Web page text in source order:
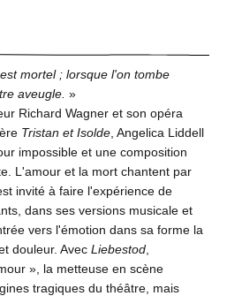
mortel ; lorsque l'on tombe
aveugle. »
Richard Wagner et son opéra
Tristan et Isolde , Angelica Liddell
impossible et une composition
L'amour et la mort chantent par
invité à faire l'expérience de
dans ses versions musicale et
vers l'émotion dans sa forme la
douleur. Avec Liebestod
», la metteuse en scène
tragiques du théâtre, mais